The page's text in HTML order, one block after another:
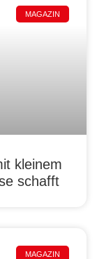
MAGAZIN
kleinem
schafft
MAGAZIN